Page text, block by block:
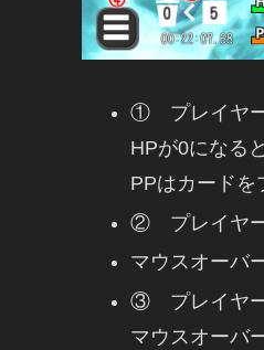
① プレイヤー
HPが0になる
PPはカードを
② プレイヤー
マウスオーバ
③ プレイヤー
マウスオーバ